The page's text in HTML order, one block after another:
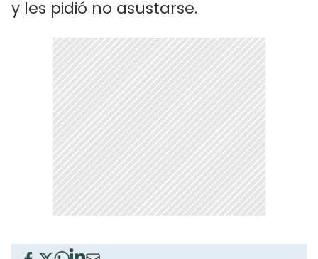
y les pidió no asustarse.